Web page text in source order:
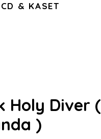
CD & KASET
Holy Diver (
)